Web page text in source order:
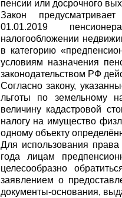
пенсии или досрочного
Закон
01.01.2019
налогообложении
в категорию
условиям назначения
законодательством РФ
Согласно закону,
льготы по земельному
величину кадастровой
налогу на имущество
одному объекту
Для использования
года лицам
целесообразно
заявлением о
документы-основания,